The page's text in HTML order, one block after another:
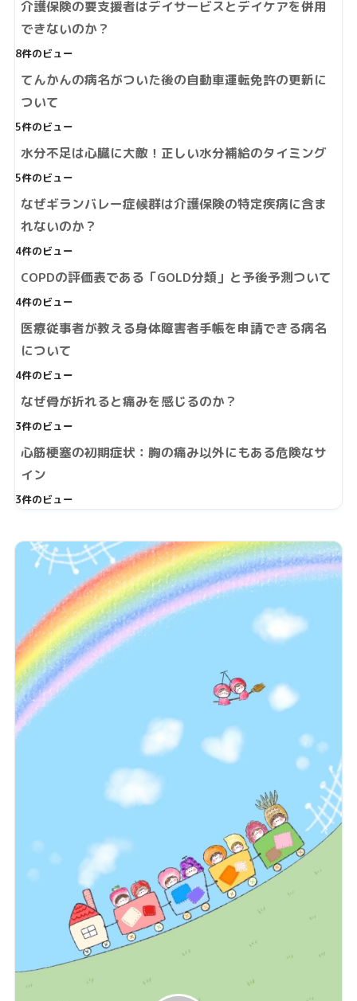
介護保険の要支援者はデイサービスとデイケアを併用
できないのか？
8件のビュー
てんかんの病名がついた後の自動車運転免許の更新に
ついて
5件のビュー
水分不足は心臓に大敵！正しい水分補給のタイミング
5件のビュー
なぜギランバレー症候群は介護保険の特定疾病に含ま
れないのか？
4件のビュー
COPDの評価表である「GOLD分類」と予後予測ついて
4件のビュー
医療従事者が教える身体障害者手帳を申請できる病名
について
4件のビュー
なぜ骨が折れると痛みを感じるのか？
3件のビュー
心筋梗塞の初期症状：胸の痛み以外にもある危険なサ
イン
3件のビュー